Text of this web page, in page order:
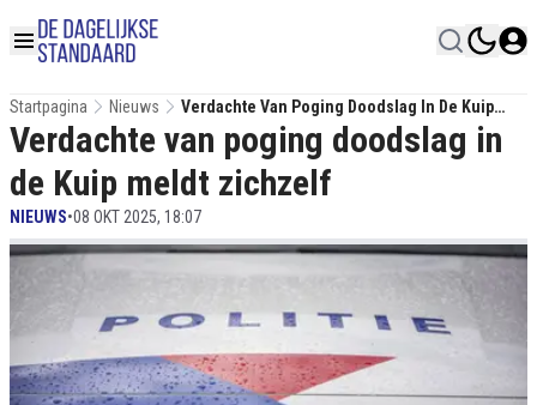
Startpagina Nieuws
Verdachte Van Poging Doodslag In De Kuip
Meldt Zichzelf
Verdachte van poging doodslag in
de Kuip meldt zichzelf
NIEUWS•08 OKT 2025, 18:07